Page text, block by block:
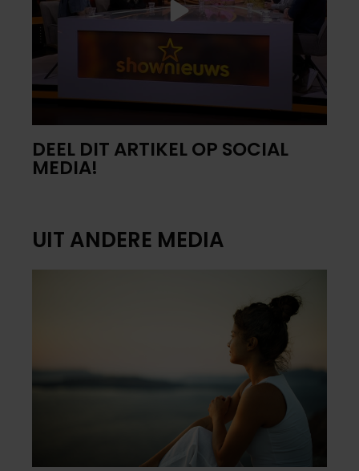
DEEL DIT ARTIKEL OP SOCIAL
MEDIA!
UIT ANDERE MEDIA